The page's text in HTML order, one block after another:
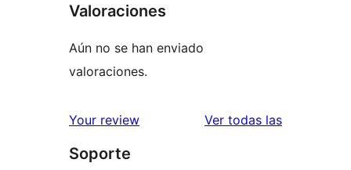
Valoraciones
Aún no se han enviado
valoraciones.
Your review Ver todas las
Soporte